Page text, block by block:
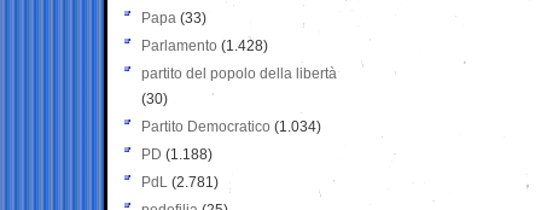
Papa (33)
Parlamento (1.428)
partito del popolo della libertà
(30)
Partito Democratico (1.034)
PD (1.188)
PdL (2.781)